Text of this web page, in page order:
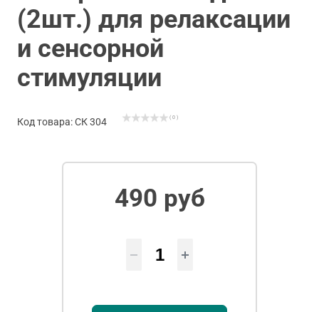
(2шт.) для релаксации
и сенсорной
стимуляции
Код товара: СК 304 ( 0 )
490 руб